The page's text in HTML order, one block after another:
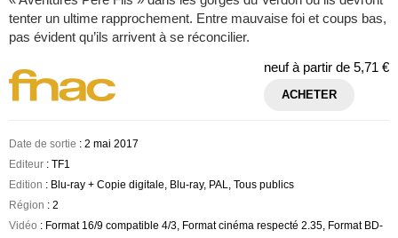
tenter un ultime rapprochement. Entre mauvaise foi et coups bas,
pas évident qu’ils arrivent à se réconcilier.
neuf à partir de 5,71 €
ACHETER
Date de sortie : 2 mai 2017
Editeur : TF1
Edition : Blu-ray + Copie digitale, Blu-ray, PAL, Tous publics
Région : 2
Vidéo : Format 16/9 compatible 4/3, Format cinéma respecté 2.35, Format BD-